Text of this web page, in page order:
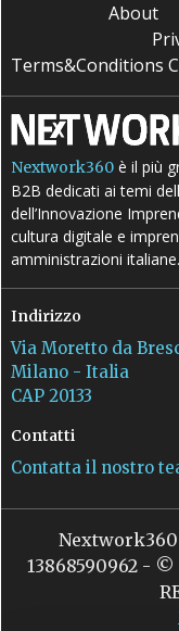
About
Terms&Conditions
Nextwork360 è il più
B2B dedicati ai temi
dell’Innovazione
cultura digitale e
amministrazioni italiane.
Indirizzo
Via Moretto da
Milano - Italia
CAP 20133
Contatti
Contatta il nostro
Nextwork360
13868590962 - ©